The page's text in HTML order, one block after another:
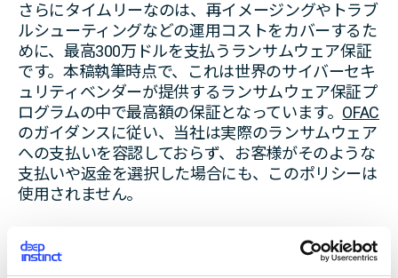
さらにタイムリーなのは、再イメージングやトラブ
ルシューティングなどの運用コストをカバーするた
めに、最高300万ドルを支払うランサムウェア保証
です。本稿執筆時点で、これは世界のサイバーセキ
ュリティベンダーが提供するランサムウェア保証プ
ログラムの中で最高額の保証となっています。 OFAC
のガイダンスに従い、当社は実際のランサムウェア
への支払いを容認しておらず、お客様がそのような
支払いや返金を選択した場合にも、このポリシーは
使用されません。